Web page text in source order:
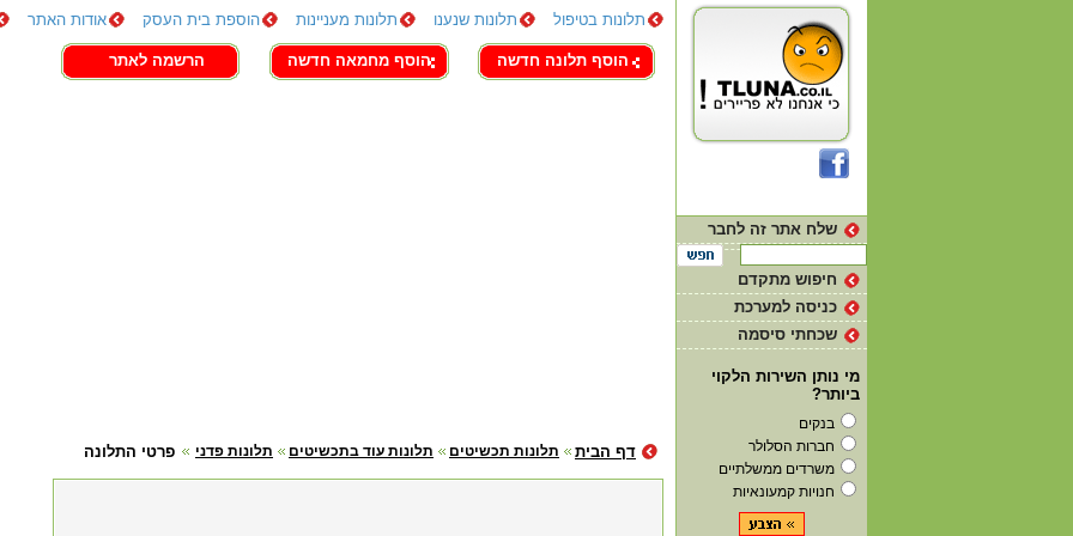
תלונות בטיפול תלונות שנענו תלונות מעניינות הוספת בית העסק אודות האתר
צור קשר
הוסף תלונה חדשה הוסף מחמאה חדשה הרשמה לאתר
פרטי התלונה תלונות פדני תלונות עוד בתכשיטים תלונות תכשיטים דף הבית
שלח אתר זה לחבר
חיפוש מתקדם
כניסה למערכת
שכחתי סיסמה
מי נותן השירות הלקוי
ביותר?
בנקים
חברות הסלולר
משרדים ממשלתיים
חנויות קמעונאיות